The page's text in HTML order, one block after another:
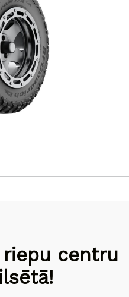
centru